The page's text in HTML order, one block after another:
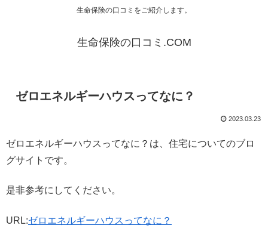
生命保険の口コミをご紹介します。
生命保険の口コミ.COM
ゼロエネルギーハウスってなに？
2023.03.23
ゼロエネルギーハウスってなに？は、住宅についてのブロ
グサイトです。
是非参考にしてください。
URL:ゼロエネルギーハウスってなに？